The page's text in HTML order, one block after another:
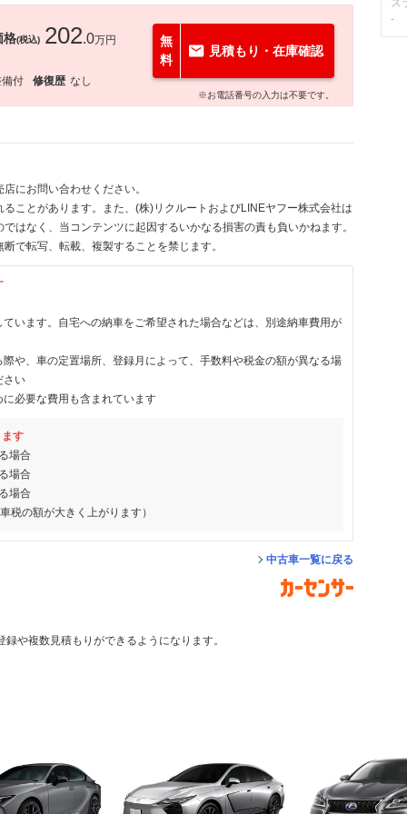
格(税込) 202.0万円
付 修復歴 なし
無
料
見積もり・在庫確認
※お電話番号の入力は不要です。
にお問い合わせください。
ことがあります。また、(株)リクルートおよびLINEヤフー株式会社は
はなく、当コンテンツに起因するいかなる損害の責も負いかねます。
で転写、転載、複製することを禁じます。
います。自宅への納車をご希望された場合などは、別途納車費用が
や、車の定置場所、登録月によって、手数料や税金の額が異なる場
さい
必要な費用も含まれています
す
場合
場合
場合
税の額が大きく上がります）
中古車一覧に戻る
や複数見積もりができるようになります。
ス
-